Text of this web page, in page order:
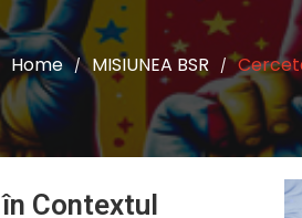
Home / MISIUNEA BSR /
Contextul